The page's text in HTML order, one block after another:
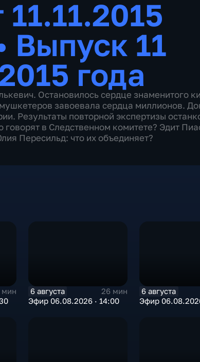
Выпуск 11
года
Остановилось сердце знаменитого
завоевала сердца миллионов.
Результаты повторной экспертизы
говорят в Следственном комитете? Эдит
Пересильд: что их объединяет?
мин
6 августа
26 мин
Эфир 06.08.2026 · 14:00
6 августа
Эфир